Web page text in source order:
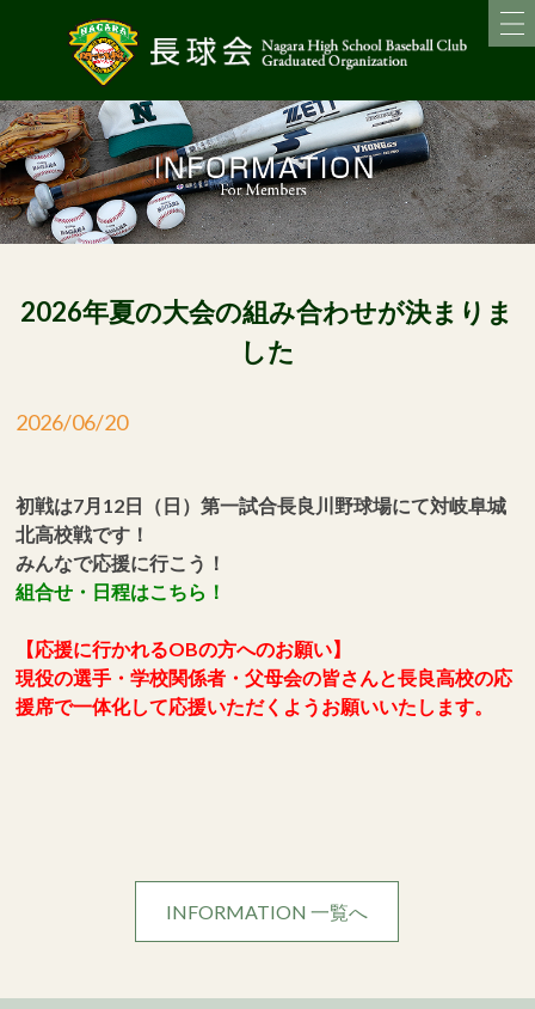
2026年夏の大会の組み合わせが決まりま
した
2026/06/20
初戦は7月12日 （日）第一試合長良川野球場にて対岐阜城
北高校戦です！
みんなで応援に行こう！
組合せ・日程はこちら！
【応援に行かれるOBの方へのお願い】
現役の選手・学校関係者・父母会の皆さんと長良高校の応
援席で一体化して応援いただくようお願いいたします。
INFORMATION 一覧へ